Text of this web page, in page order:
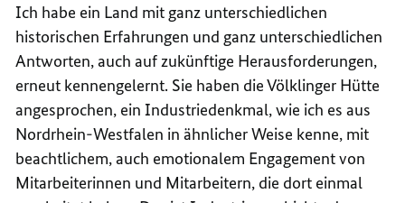
Ich habe ein Land mit ganz unterschiedlichen
historischen Erfahrungen und ganz unterschiedlichen
Antworten, auch auf zukünftige Herausforderungen,
erneut kennengelernt. Sie haben die Völklinger Hütte
angesprochen, ein Industriedenkmal, wie ich es aus
Nordrhein-Westfalen in ähnlicher Weise kenne, mit
beachtlichem, auch emotionalem Engagement von
Mitarbeiterinnen und Mitarbeitern, die dort einmal